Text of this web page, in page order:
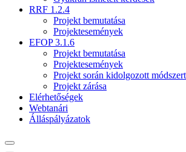
RRF 1.2.4
Projekt bemutatása
Projektesemények
EFOP 3.1.6
Projekt bemutatása
Projektesemények
Projekt során kidolgozott
Projekt zárása
Elérhetőségek
Webtanári
Álláspályázatok